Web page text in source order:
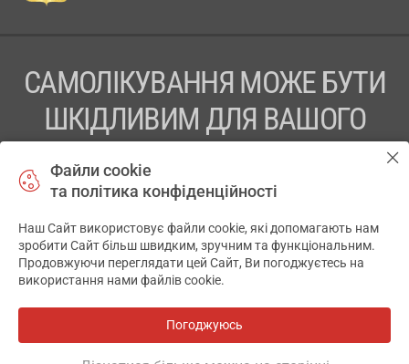
САМОЛІКУВАННЯ МОЖЕ БУТИ
ШКІДЛИВИМ ДЛЯ ВАШОГО
ПЕРЕД ЗАСТОСУВАННЯМ ПРЕПАРАТУ ПРОКОНСУЛЬТУЙТЕСЬ
ТОВ «АПТЕКА 911.ЮА» Код ЄДРПОУ 43631965.
Відмова від відповідальності
© 2014-2026. Медична інформаційна система АПТЕКА911.ЮА
Файли cookie
та політика конфіденційності
Наш Сайт використовує файли cookie, які допомагають нам
зробити Сайт більш швидким, зручним та функціональним.
Продовжуючи переглядати цей Сайт, Ви погоджуєтесь на
використання нами файлів cookie.
Погоджуюсь
✕